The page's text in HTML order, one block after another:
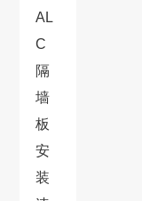
AL
C
隔
墙
板
安
装